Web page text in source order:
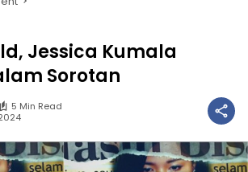
Jessica Kumala
Sorotan
5 Min Read